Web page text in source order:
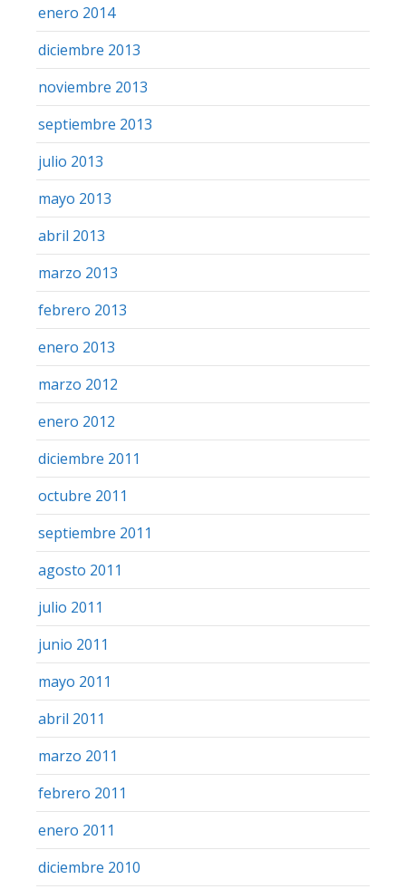
enero 2014
diciembre 2013
noviembre 2013
septiembre 2013
julio 2013
mayo 2013
abril 2013
marzo 2013
febrero 2013
enero 2013
marzo 2012
enero 2012
diciembre 2011
octubre 2011
septiembre 2011
agosto 2011
julio 2011
junio 2011
mayo 2011
abril 2011
marzo 2011
febrero 2011
enero 2011
diciembre 2010